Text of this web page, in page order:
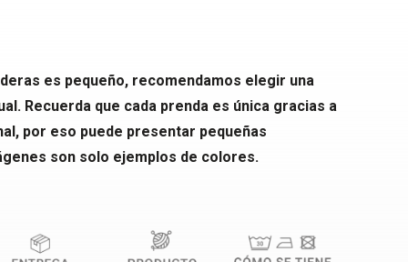
es pequeño, recomendamos elegir una
Recuerda que cada prenda es única gracias a
por eso puede presentar pequeñas
son solo ejemplos de colores.